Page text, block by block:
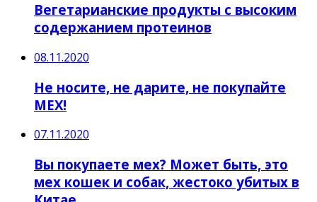
Вегетарианские продукты с высоким
содержанием протеинов
08.11.2020
Не носите, не дарите, не покупайте
МЕХ!
07.11.2020
Вы покупаете мех? Может быть, это
мех кошек и собак, жестоко убитых в